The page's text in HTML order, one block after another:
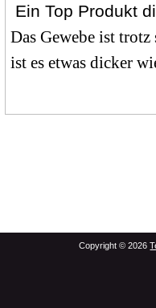
Ein Top Produkt
Das Gewebe ist
ist es etwas dicker
Copyright © 2026